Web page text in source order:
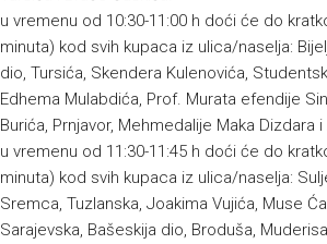
u vremenu od 10:30-11:00 h doći će do
minuta) kod svih kupaca iz ulica/naselja:
dio, Tursića, Skendera Kulenovića,
Edhema Mulabdića, Prof. Murata efendije
Burića, Prnjavor, Mehmedalije Maka Dizdara
u vremenu od 11:30-11:45 h doći će do
minuta) kod svih kupaca iz ulica/naselja:
Sremca, Tuzlanska, Joakima Vujića, Muse
Sarajevska, Bašeskija dio, Broduša,